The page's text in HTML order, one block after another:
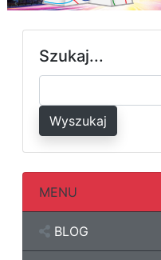
Szukaj...
Wyszukaj
MENU
BLOG